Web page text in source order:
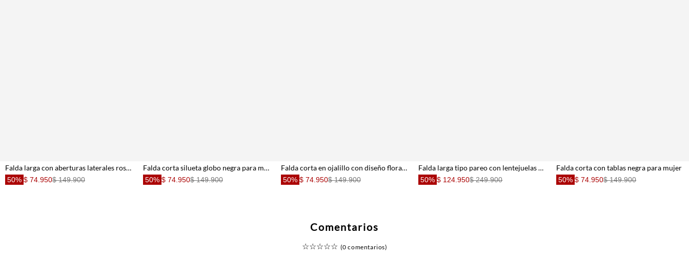
Falda larga con aberturas laterales rosada para mujer
50% $ 74.950$ 149.900
Falda corta silueta globo negra para mujer
50% $ 74.950$ 149.900
Falda corta en ojalillo con diseño floral blanca para mujer
50% $ 74.950$ 149.900
Falda larga tipo pareo con lentejuelas para mujer
50% $ 124.950$ 249.900
Falda corta con tablas negra para mujer
50% $ 74.950$ 149.900
Comentarios
☆☆☆☆☆ (0 comentarios)